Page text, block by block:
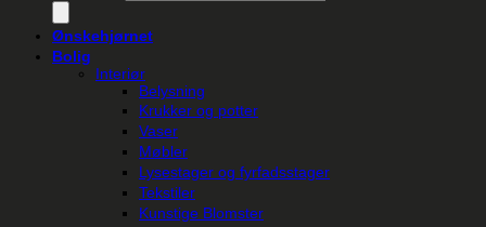
Ønskehjørnet
Bolig
Interiør
Belysning
Krukker og potter
Vaser
Møbler
Lysestager og fyrfadsstager
Tekstiler
Kunstige Blomster